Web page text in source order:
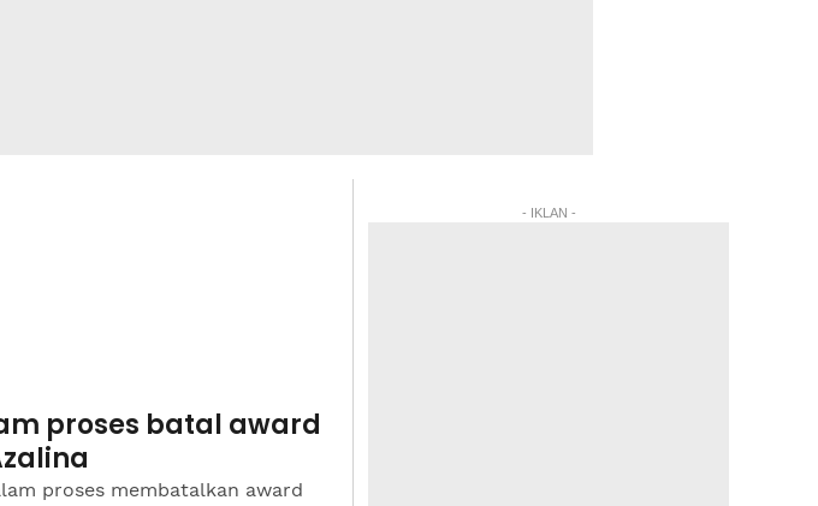
proses batal award
proses membatalkan award
- IKLAN -